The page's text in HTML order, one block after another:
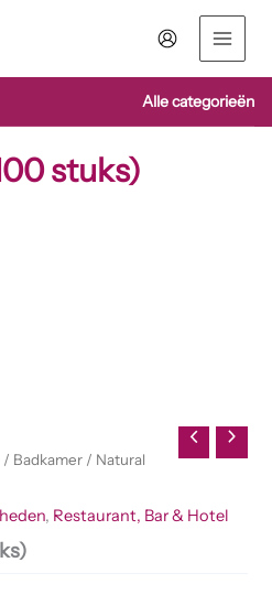
Alle categorieën
stuks)
/ Badkamer / Natural
, Restaurant, Bar & Hotel